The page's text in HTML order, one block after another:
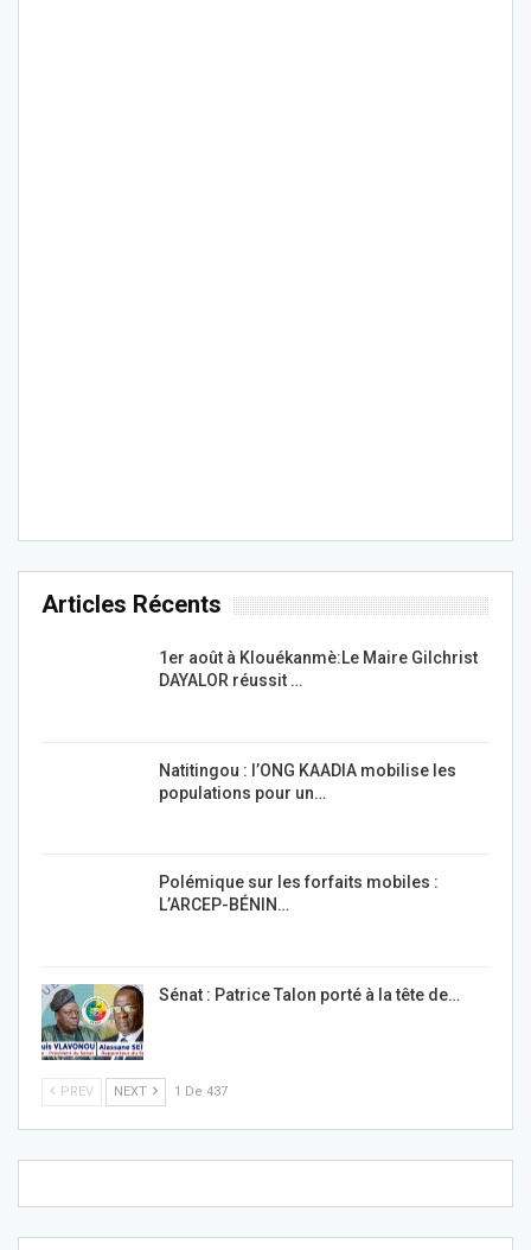
Articles Récents
1er août à Klouékanmè:Le Maire Gilchrist
DAYALOR réussit …
Natitingou : l’ONG KAADIA mobilise les
populations pour un…
Polémique sur les forfaits mobiles :
L’ARCEP-BÉNIN…
Sénat : Patrice Talon porté à la tête de…
PREV NEXT 1 De 437